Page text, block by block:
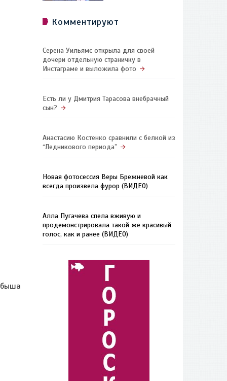
Комментируют
Серена Уильямс открыла для своей
дочери отдельную страничку в
Инстаграме и выложила фото
Есть ли у Дмитрия Тарасова внебрачный
сын?
Анастасию Костенко сравнили с белкой из
“Ледникового периода”
Новая фотосессия Веры Брежневой как
всегда произвела фурор (ВИДЕО)
Алла Пугачева спела вживую и
продемонстрировала такой же красивый
голос, как и ранее (ВИДЕО)